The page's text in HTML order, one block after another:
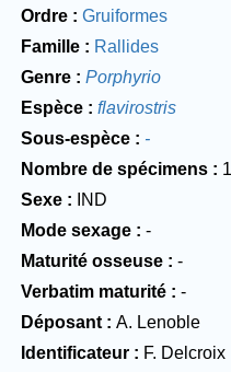
Ordre
Gruiformes
Famille
Rallides
Genre
Porphyrio
Espèce
flavirostris
Sous-espèce
-
Nombre de spécimens
1
Sexe
IND
Mode sexage
-
Maturité osseuse
-
Verbatim maturité
-
Déposant
A. Lenoble
Identificateur
F. Delcroix